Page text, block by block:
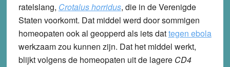
ratelslang, Crotalus horridus, die in de Verenigde
Staten voorkomt. Dat middel werd door sommigen
homeopaten ook al geopperd als iets dattegen ebola
werkzaam zou kunnen zijn. Dat het middel werkt,
blijkt volgens de homeopaten uit de lagere CD4